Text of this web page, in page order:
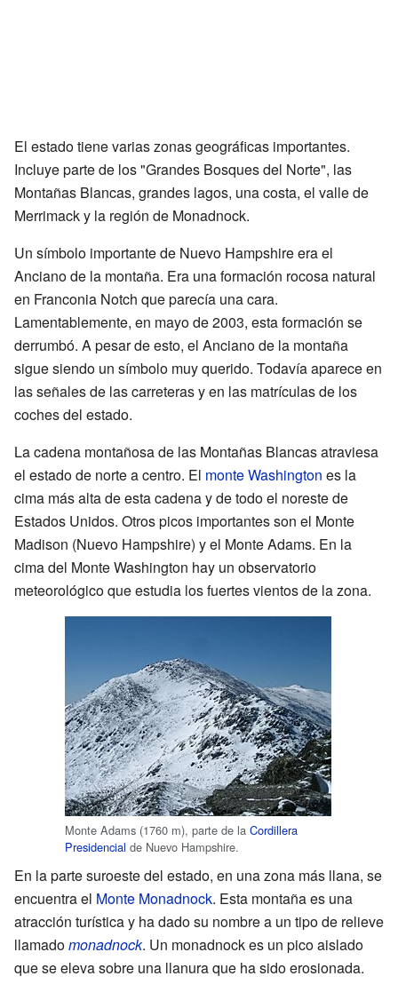
El estado tiene varias zonas geográficas importantes.
Incluye parte de los "Grandes Bosques del Norte", las
Montañas Blancas, grandes lagos, una costa, el valle de
Merrimack y la región de Monadnock.
Un símbolo importante de Nuevo Hampshire era el
Anciano de la montaña. Era una formación rocosa natural
en Franconia Notch que parecía una cara.
Lamentablemente, en mayo de 2003, esta formación se
derrumbó. A pesar de esto, el Anciano de la montaña
sigue siendo un símbolo muy querido. Todavía aparece en
las señales de las carreteras y en las matrículas de los
coches del estado.
La cadena montañosa de las Montañas Blancas atraviesa
el estado de norte a centro. El monte Washington es la
cima más alta de esta cadena y de todo el noreste de
Estados Unidos. Otros picos importantes son el Monte
Madison (Nuevo Hampshire) y el Monte Adams. En la
cima del Monte Washington hay un observatorio
meteorológico que estudia los fuertes vientos de la zona.
Monte Adams (1760 m), parte de la Cordillera
Presidencial de Nuevo Hampshire.
En la parte suroeste del estado, en una zona más llana, se
encuentra el Monte Monadnock. Esta montaña es una
atracción turística y ha dado su nombre a un tipo de relieve
llamadomonadnock. Un monadnock es un pico aislado
que se eleva sobre una llanura que ha sido erosionada.